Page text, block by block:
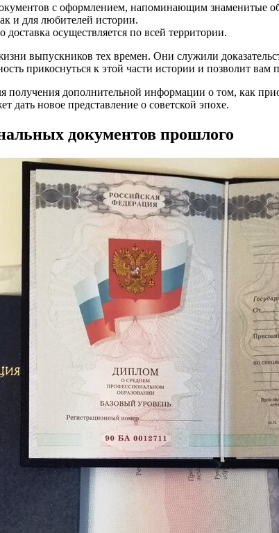
с оформлением, напоминающим знаменитые
и для любителей истории.
доставка осуществляется по всей территории.
выпускников тех времен. Они служили
прикоснуться к этой части истории и позволит вам
получения дополнительной информации о том, как
дать новое представление о советской эпохе.
документов прошлого